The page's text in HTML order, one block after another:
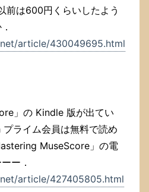
前は600円くらいしたよう
article/430049695.html
」の Kindle 版が出てい
ライム会員は無料で読め
MuseScore」の電
ー．
article/427405805.html